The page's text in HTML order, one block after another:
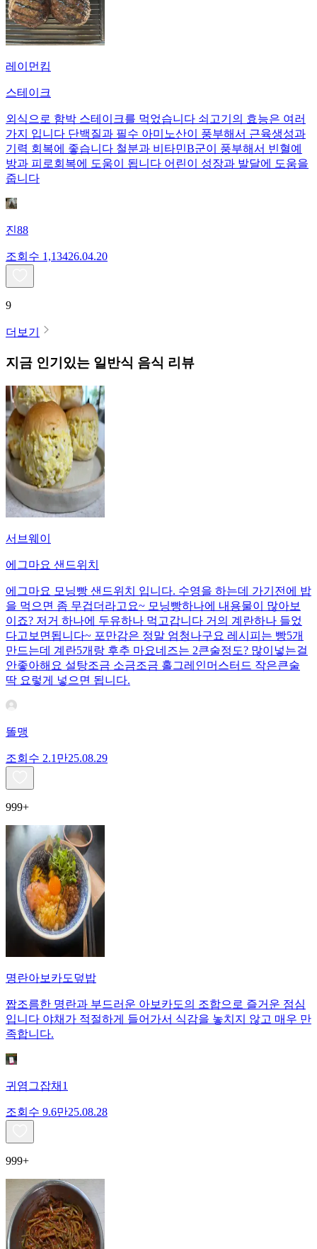
레이먼킴
스테이크
외식으로 함박 스테이크를 먹었습니다 쇠고기의 효능은 여러
가지 입니다 단백질과 필수 아미노산이 풍부해서 근육생성과
기력 회복에 좋습니다 철분과 비타민B군이 풍부해서 빈혈예
방과 피로회복에 도움이 됩니다 어린이 성장과 발달에 도움을
줍니다
진88
조회수 1,13426.04.20
9
더보기
지금 인기있는 일반식 음식 리뷰
서브웨이
에그마요 샌드위치
에그마요 모닝빵 샌드위치 입니다. 수영을 하는데 가기전에 밥
을 먹으면 좀 무겁더라고요~ 모닝빵하나에 내용물이 많아보
이죠? 저거 하나에 두유하나 먹고갑니다 거의 계란하나 들었
다고보면됩니다~ 포만감은 정말 엄청나구요 레시피는 빵5개
만드는데 계란5개랑 후추 마요네즈는 2큰술정도? 많이넣는걸
안좋아해요 설탕조금 소금조금 홀그레인머스터드 작은큰술
딱 요렇게 넣으면 됩니다.
똘맹
조회수 2.1만25.08.29
999+
명란아보카도덮밥
짭조름한 명란과 부드러운 아보카도의 조합으로 즐거운 점심
입니다 야채가 적절하게 들어가서 식감을 놓치지 않고 매우 만
족합니다.
귀염그잡채1
조회수 9.6만25.08.28
999+